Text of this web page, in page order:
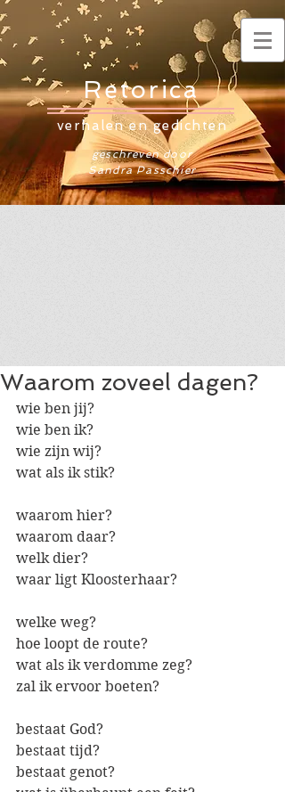
Retorica
verhalen en gedichten
geschreven door
Sandra Passchier
Waarom zoveel dagen?
wie ben jij?
wie ben ik?
wie zijn wij?
wat als ik stik?
waarom hier?
waarom daar?
welk dier?
waar ligt Kloosterhaar?
welke weg?
hoe loopt de route?
wat als ik verdomme zeg?
zal ik ervoor boeten?
bestaat God?
bestaat tijd?
bestaat genot?